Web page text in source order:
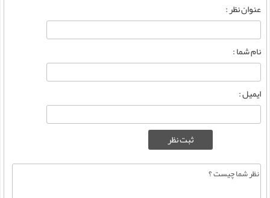
عنوان نظر :
نام شما :
ایمیل :